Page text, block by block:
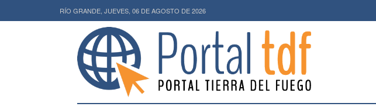
RÍO GRANDE, JUEVES, 06 DE AGOSTO DE 2026